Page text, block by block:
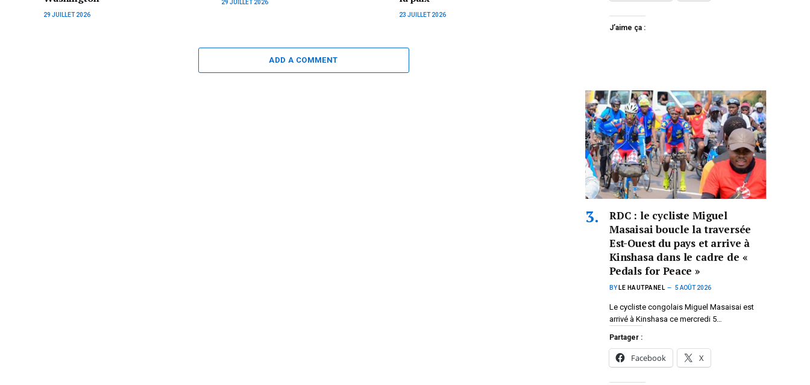
29 JUILLET 2026
29 JUILLET 2026
23 JUILLET 2026
ADD A COMMENT
J’aime ça :
RDC : le cycliste Miguel
Masaisai boucle la traversée
Est-Ouest du pays et arrive à
Kinshasa dans le cadre de «
Pedals for Peace »
BY LE HAUTPANEL 5 AOÛT 2026
Le cycliste congolais Miguel Masaisai est
arrivé à Kinshasa ce mercredi 5…
Partager :
Facebook X